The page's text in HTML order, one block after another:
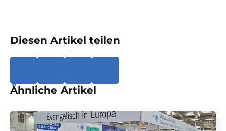
Diesen Artikel teilen
Ähnliche Artikel